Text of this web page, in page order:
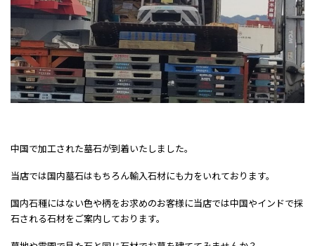
中国で加工された墓石が到着いたしました。
当店では国内墓石はもちろん輸入石材にも力をいれております。
国内石種にはない色や柄をお求めのお客様に当店では中国やインドで採
石される石材をご案内しております。